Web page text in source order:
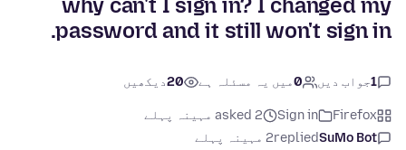
password and it still won't sign in.
1جواب دیں 0میں یہ مسئلہ ہے 20دیکھیں
Firefox
Sign in
asked 2 مہینہ پہلے
SuMo Bot
replied2 مہینہ پہلے